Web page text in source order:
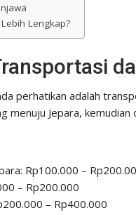
Lengkap?
perhatikan adalah
menuju Jepara,
Rp100.000 –
– Rp200.000
– Rp400.000